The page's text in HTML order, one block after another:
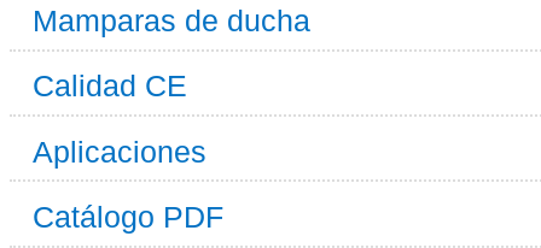
Mamparas de ducha
Calidad CE
Aplicaciones
Catálogo PDF